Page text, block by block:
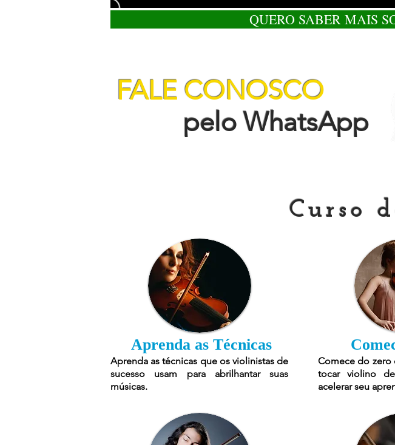
QUERO SABER MAIS
FALE CONOSCO
pelo WhatsApp
Curso
Aprenda as Técnicas
Aprenda as técnicas que os violinistas de
sucesso usam para abrilhantar suas
músicas.
Comece do zero
tocar violino
acelerar seu